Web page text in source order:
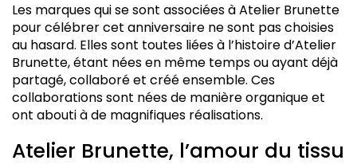
Les marques qui se sont associées à Atelier Brunette
pour célébrer cet anniversaire ne sont pas choisies
au hasard. Elles sont toutes liées à l’histoire d’Atelier
Brunette, étant nées en même temps ou ayant déjà
partagé, collaboré et créé ensemble. Ces
collaborations sont nées de manière organique et
ont abouti à de magnifiques réalisations.
Atelier Brunette, l’amour du tissu